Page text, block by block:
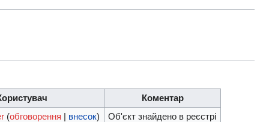
Коментар
(обговорення | внесок) Об'єкт знайдено в реєстрі